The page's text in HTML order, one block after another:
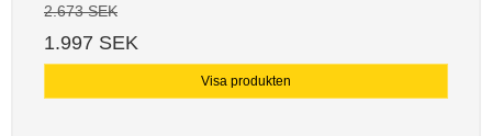
2.673 SEK
1.997 SEK
Visa produkten